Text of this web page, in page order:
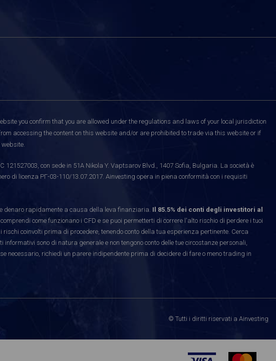
you confirm that you are allowed under the regulations and laws of your local jurisdiction
accessing the content on this website and/or are prohibited to trade via this website or if
con sede in 51A Nikola Y. Vaptsarov Blvd., 1407 Sofia, Bulgaria. La società è
di licenza РГ-03-110/13.07.2017. Ainvesting opera in piena conformità con i requisiti
denaro rapidamente a causa della leva finanziaria. Il 85.5% dei conti degli investitori al
come funzionano i CFD e se puoi permetterti di correre l'alto rischio di perdere i tuoi
coinvolti prima di procedere, tenendo conto della tua esperienza pertinente. Cerca
sono di natura generale e non tengono conto delle tue circostanze personali,
necessario, richiedi un parere indipendente prima di decidere di fare o meno trading in
© Tutti i diritti riservati a Ainvesting